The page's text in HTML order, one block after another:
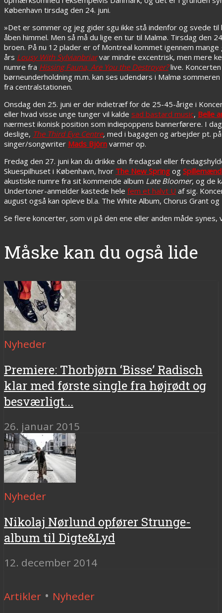
København tirsdag den 24. juni.
»Det er sommer og jeg gider sgu ikke stå indenfor og svede til
åben himmel. Men så må du lige en tur til Malmø. Tirsdag den
broen. På nu 12 plader er of Montreal kommet igennem
års Lousy With Sylvianbriarvar mindre excentrisk, men mere
numre fra Hissing Fauna, Are You the Destroyer?live.
børneunderholdning m.m. kan ses udendørs i Malmø
fra centralstationen.
Onsdag den 25. juni er der indietræf for de 25-45-årige i
eller hvad visse unge tunger vil kalde sad bastard music, Belle
nærmest ikonisk position som indiepoppens bannerførere. I
deslige, The Third Eye Centre, med i bagagen og arbejder pt.
singer/songwriter Mads Björn varmer op.
Fredag den 27. juni kan du drikke din fredagsøl eller
Skuespilhuset i København, hvor The New Spring og
akustiske numre fra sit kommende album Late Bloomer, og de
Undertoner-anmelder kastede hele fem et halvt U af sig.
august også kan opleve bl.a. The White Album, Chorus Grant
Se flere koncerter, som vi på den ene eller anden måde synes,
Måske kan du også lide
Nyheder
Premiere: Thorbjørn ‘Bisse’ Radisch
klar med første single fra højrødt og
besværligt...
26. januar 2015
Nyheder
Nikolaj Nørlund opfører Strunge-
album til Digte&Lyd
12. december 2014
Artikler • Nyheder